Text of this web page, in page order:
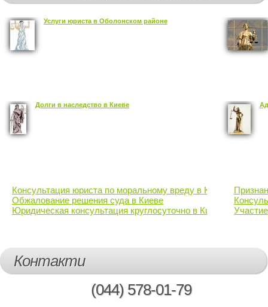
Услуги юриста в Оболонском районе
Долги в наследство в Киеве
Консультация юриста по моральному вреду в Киеве
Обжалование решения суда в Киеве
Юридическая консультация круглосуточно в Киеве
Контакти
(044) 578-01-79